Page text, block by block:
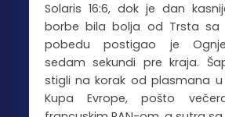
Solaris 16:6, dok je dan
borbe bila bolja od Trsta sa
pobedu postigao je
sedam sekundi pre kraja.
stigli na korak od plasmana
Kupa Evrope, pošto